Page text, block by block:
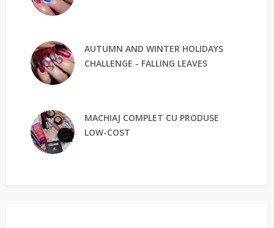
AUTUMN AND WINTER HOLIDAYS
CHALLENGE - FALLING LEAVES
MACHIAJ COMPLET CU PRODUSE
LOW-COST